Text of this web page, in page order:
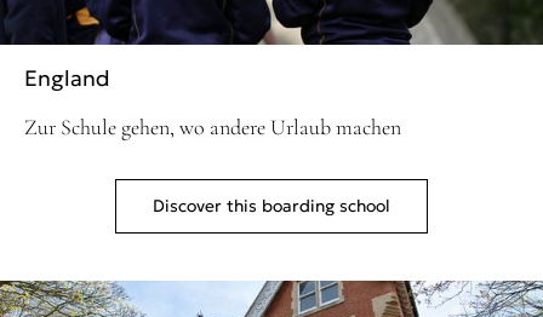
England
Zur Schule gehen, wo andere Urlaub machen
Discover this boarding school